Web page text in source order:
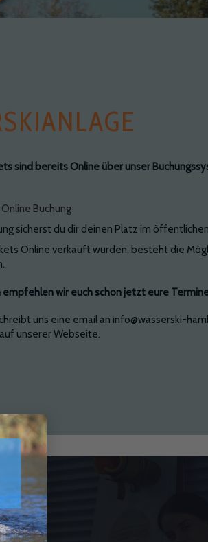
×
sind bereits Online über unser
Online Buchung
sicherst du dir deinen Platz im
Online verkauft wurden, besteht die
empfehlen wir euch schon jetzt eure
uns eine email an info@wasserski-
unserer Webseite.